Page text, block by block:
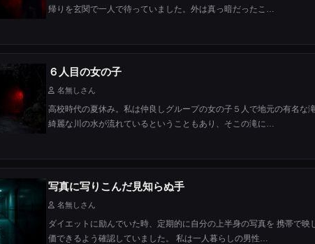
帰りを玄関で一人で待っていました。外は真っ暗だったこ…
６人目の女の子
名無しさん
高校時代の夏休み。私は仲良しグループの女の子５人で地元の有名な
綺麗な川の水が流れているということもあり、そこの滝に…
写真に写りこんだ見知らぬ手
名無しさん
ダイエットに励んでいた時、定期的に自分の上半身の写真を 携帯で映
価できるよう確認していました。 私は一人暮らしの男性…